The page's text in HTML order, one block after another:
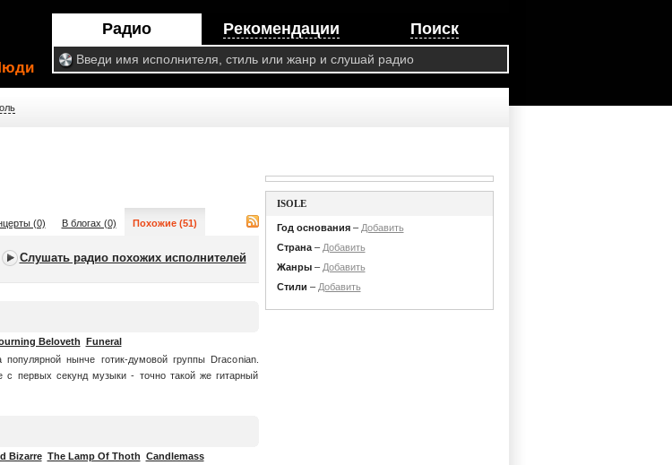
Радио Рекомендации Поиск
(0) В блогах (0) Похожие (51)
Слушать радио похожих исполнителей
Beloveth Funeral
нынче готик-думовой группы Draconian.
с первых секунд музыки - точно такой же гитарный
Bizarre The Lamp Of Thoth Candlemass
ISOLE
Год основания– Добавить
Страна– Добавить
Жанры– Добавить
Стили – Добавить